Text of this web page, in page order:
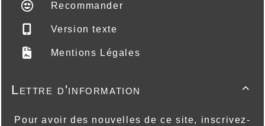
Recommander
Version texte
Mentions Légales

Lettre d'information
Pour avoir des nouvelles de ce site, inscrivez-